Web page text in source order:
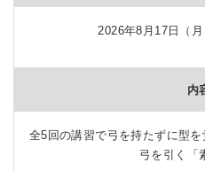
2026年8月17日（月
内
全5回の講習で弓を持たずに型
弓を引く「